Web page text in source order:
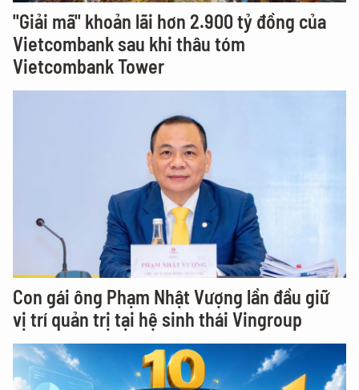
"Giải mã" khoản lãi hơn 2.900 tỷ đồng của
Vietcombank sau khi thâu tóm
Vietcombank Tower
Con gái ông Phạm Nhật Vượng lần đầu giữ
vị trí quản trị tại hệ sinh thái Vingroup